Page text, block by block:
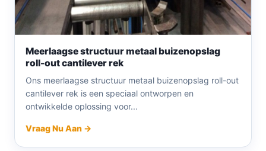
Meerlaagse structuur metaal buizenopslag
roll-out cantilever rek
Ons meerlaagse structuur metaal buizenopslag roll-out
cantilever rek is een speciaal ontworpen en
ontwikkelde oplossing voor...
Vraag Nu Aan →